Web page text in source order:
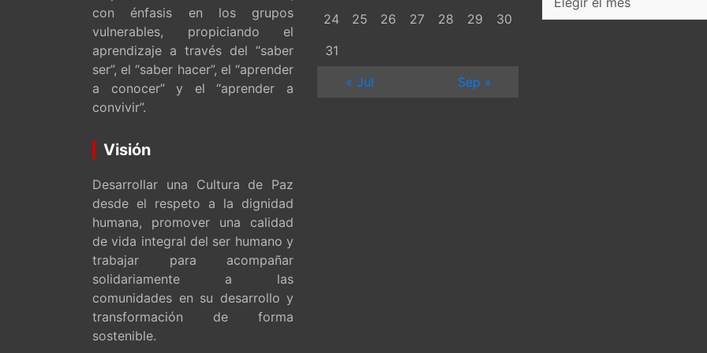
con énfasis en los grupos
vulnerables, propiciando el
aprendizaje a través del “saber
ser”, el “saber hacer”, el “aprender
a conocer” y el “aprender a
convivir”.
Visión
Desarrollar una Cultura de Paz
desde el respeto a la dignidad
humana, promover una calidad
de vida integral del ser humano y
trabajar para acompañar
solidariamente a las
comunidades en su desarrollo y
transformación de forma
sostenible.
24 25 26 27 28 29
30
31
« Jul
Sep »